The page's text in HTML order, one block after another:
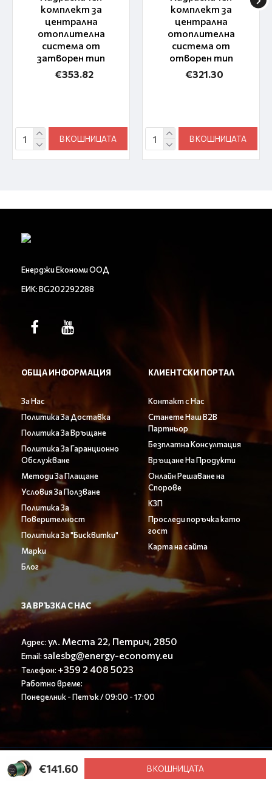
€141.60 В КОШНИЦАТА
комплект за
централна
отоплителна
система от
затворен тип
€353.82
В КОШНИЦАТА
комплект за
централна
отоплителна
система от
отворен тип
€321.30
В КОШНИЦАТА
Енерджи Економи ООД
ЕИК: BG202292288
ОБЩА ИНФОРМАЦИЯ
За Нас
Политика За Доставка
Политика За Връщане
Политика За Гаранционно
Обслужване
Методи За Плащане
Условия За Ползване
Политика За
Поверителност
Политика За "Бисквитки"
Марки
Блог
КЛИЕНТСКИ ПОРТАЛ
Контакт с Нас
Станете Наш B2B
Партньор
Безплатна Консултация
Връщане На Продукти
Онлайн Решаване на
Спорове
КЗП
Проследи поръчка като
гост
Карта на сайта
ЗА ВРЪЗКА С НАС
Адрес:ул. Места 22, Петрич, 2850
Email: salesbg@energy-economy.eu
Телефон: +359 2 408 5023
Работно време:
Понеделник - Петък / 09:00 - 17:00
© Енерджи Економи ООД 2023. All rights reserved.